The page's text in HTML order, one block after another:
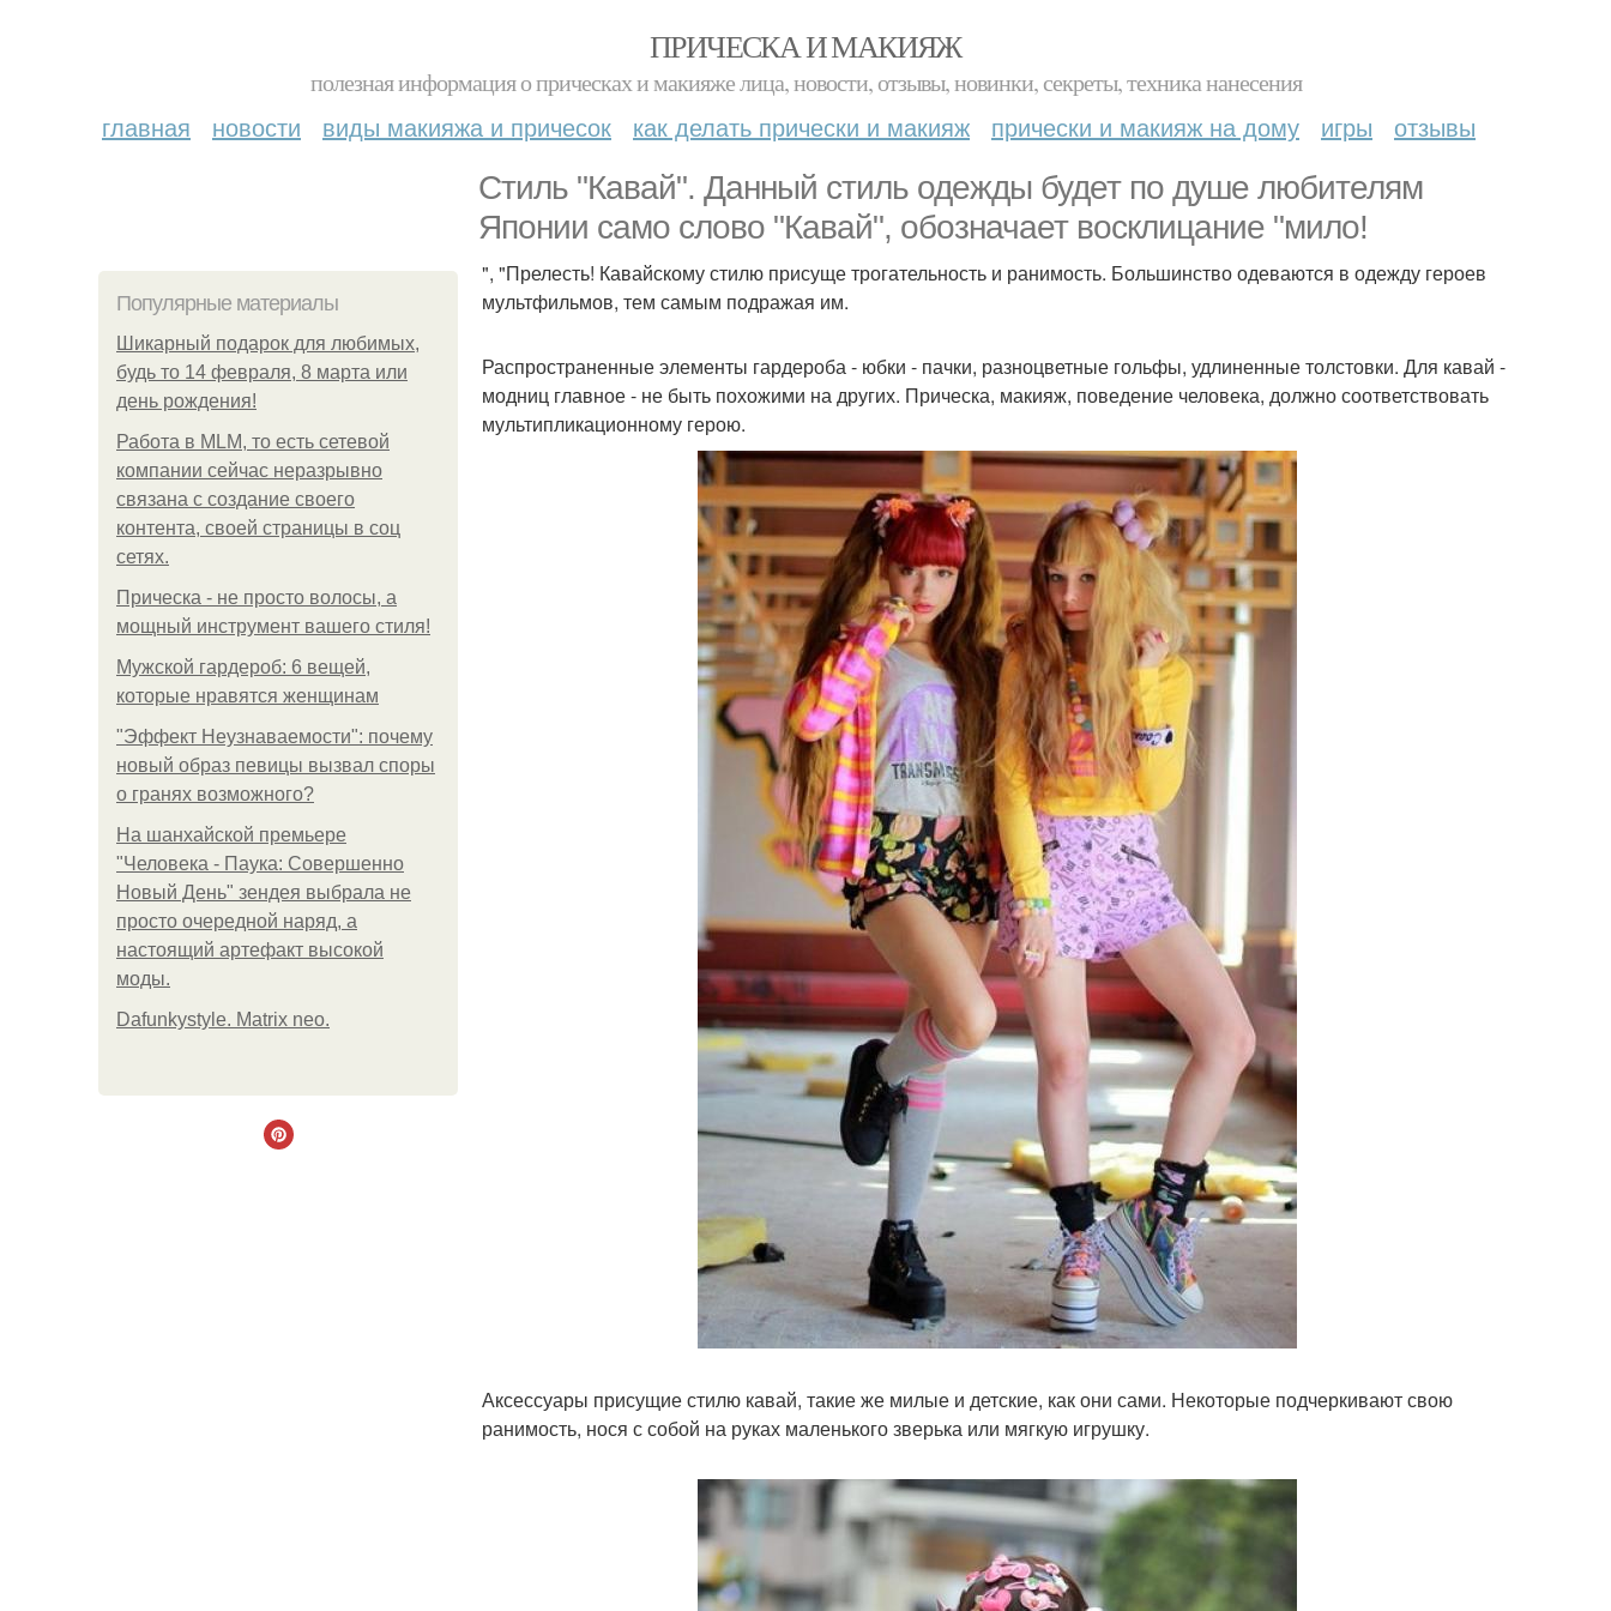
ПРИЧЕСКА И МАКИЯЖ
полезная информация о прическах и макияже лица, новости, отзывы, новинки, секреты, техника нанесения
главная новости виды макияжа и причесок как делать прически и макияж прически и макияж на дому игры отзывы
Стиль "Кавай". Данный стиль одежды будет по душе любителям
Японии само слово "Кавай", обозначает восклицание "мило!
Популярные материалы
Шикарный подарок для любимых,
будь то 14 февраля, 8 марта или
день рождения!
Работа в MLM, то есть сетевой
компании сейчас неразрывно
связана с создание своего
контента, своей страницы в соц
сетях.
Прическа - не просто волосы, а
мощный инструмент вашего стиля!
Мужской гардероб: 6 вещей,
которые нравятся женщинам
"Эффект Неузнаваемости": почему
новый образ певицы вызвал споры
о гранях возможного?
На шанхайской премьере
"Человека - Паука: Совершенно
Новый День" зендея выбрала не
просто очередной наряд, а
настоящий артефакт высокой
моды.
Dafunkystyle. Matrix neo.
", "Прелесть! Кавайскому стилю присуще трогательность и ранимость. Большинство одеваются в одежду героев
мультфильмов, тем самым подражая им.
Распространенные элементы гардероба - юбки - пачки, разноцветные гольфы, удлиненные толстовки. Для кавай -
модниц главное - не быть похожими на других. Прическа, макияж, поведение человека, должно соответствовать
мультипликационному герою.
Аксессуары присущие стилю кавай, такие же милые и детские, как они сами. Некоторые подчеркивают свою
ранимость, нося с собой на руках маленького зверька или мягкую игрушку.